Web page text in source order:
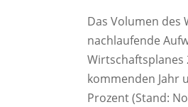
Das Volumen
nachlaufende
Wirtschaftsplanes
kommen­den Jahr
Prozent (Stand: